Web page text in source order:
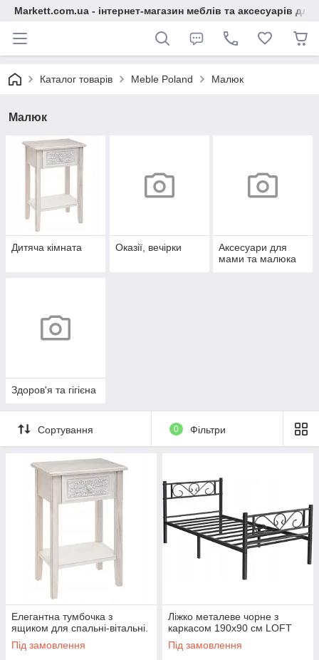
Markett.com.ua - інтернет-магазин меблів та аксесуарів для
Каталог товарів Meble Poland Малюк
Малюк
Дитяча кімната Оказії, вечірки
Аксесуари для
мами та малюка
Здоров'я та гігієна
Сортування 0 Фільтри
Елегантна тумбочка з
ящиком для спальні-вітальні.
Під замовлення
Ліжко металеве чорне з
каркасом 190х90 см LOFT
Під замовлення